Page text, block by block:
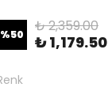
%50 ₺ 2,359.00
₺ 1,179.50